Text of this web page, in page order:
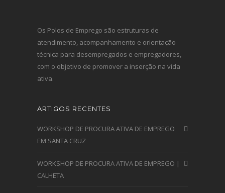
Os Polos de Emprego são estruturas de
atendimento, acompanhamento e orientação
técnica para desempregados e empregadores,
com o objetivo de promover a inserção na vida
ativa.
ARTIGOS RECENTES
WORKSHOP DE PROCURA ATIVA DE EMPREGO
EM SANTA CRUZ
WORKSHOP DE PROCURA ATIVA DE EMPREGO |
CALHETA